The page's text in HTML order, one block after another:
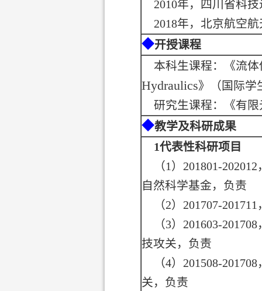
2010年，四川省科
2018年，北京航空
◆开授课程
本科生课程：《流
Hydraulics》（国际学
研究生课程：《有
◆教学及科研成果
1代表性科研项目
（1 ） 201801-202012
自然科学基金，负责
（2） 201707-201711
（3） 201603-201708
技攻关，负责
（4） 201508-201708
关，负责